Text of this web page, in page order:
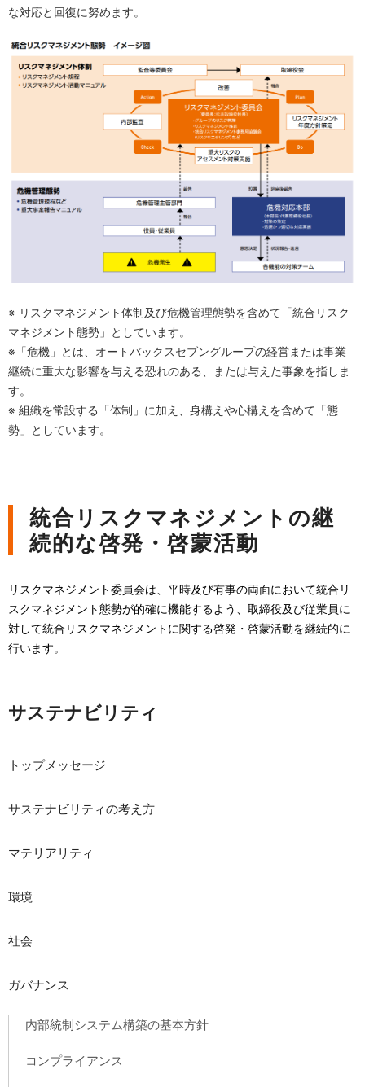
サステナビリティ
トップメッセージ
サステナビリティの考え方
マテリアリティ
環境
社会
ガバナンス
内部統制システム構築の基本方針
コンプライアンス
な対応と回復に努めます。
※ リスクマネジメント体制及び危機管理態勢を含めて「統合リスク
マネジメント態勢」としています。
※「危機」とは、オートバックスセブングループの経営または事業
継続に重大な影響を与える恐れのある、または与えた事象を指しま
す。
※ 組織を常設する「体制」に加え、身構えや心構えを含めて「態
勢」としています。
統合リスクマネジメントの継
続的な啓発・啓蒙活動
リスクマネジメント委員会は、平時及び有事の両面において統合リ
スクマネジメント態勢が的確に機能するよう、取締役及び従業員に
対して統合リスクマネジメントに関する啓発・啓蒙活動を継続的に
行います。